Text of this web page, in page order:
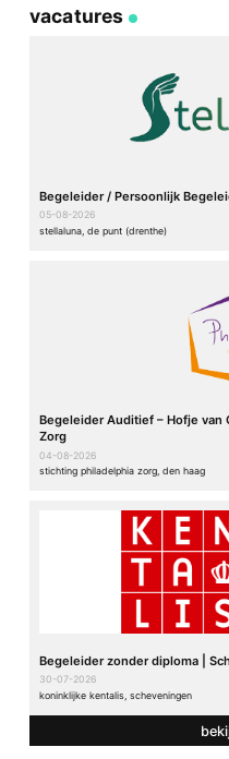
vacatures
Begeleider / Persoonlijk
05-08-2026
stellaluna, de punt (drenthe)
Begeleider Auditief – Hofje van
Zorg
04-08-2026
stichting philadelphia zorg, den haag
Begeleider zonder diploma |
30-07-2026
koninklijke kentalis, scheveningen